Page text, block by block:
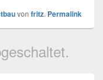
von fritz. Permalink